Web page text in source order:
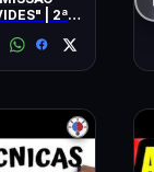
| 2ª